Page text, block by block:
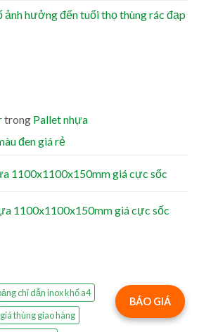
ảnh hưởng đến tuổi thọ thùng rác đạp
trong Pallet nhựa
đen giá rẻ
1100x1100x150mm giá cực sốc
1100x1100x150mm giá cực sốc
chỉ dẫn inox khổ a4
giá thùng giao hàng
BÁO GIÁ